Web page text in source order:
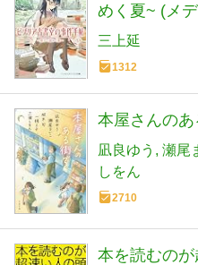
めく夏~ (メ
三上延
1312
本屋さんの
凪良ゆう 瀬尾
しをん
2710
本を読むの